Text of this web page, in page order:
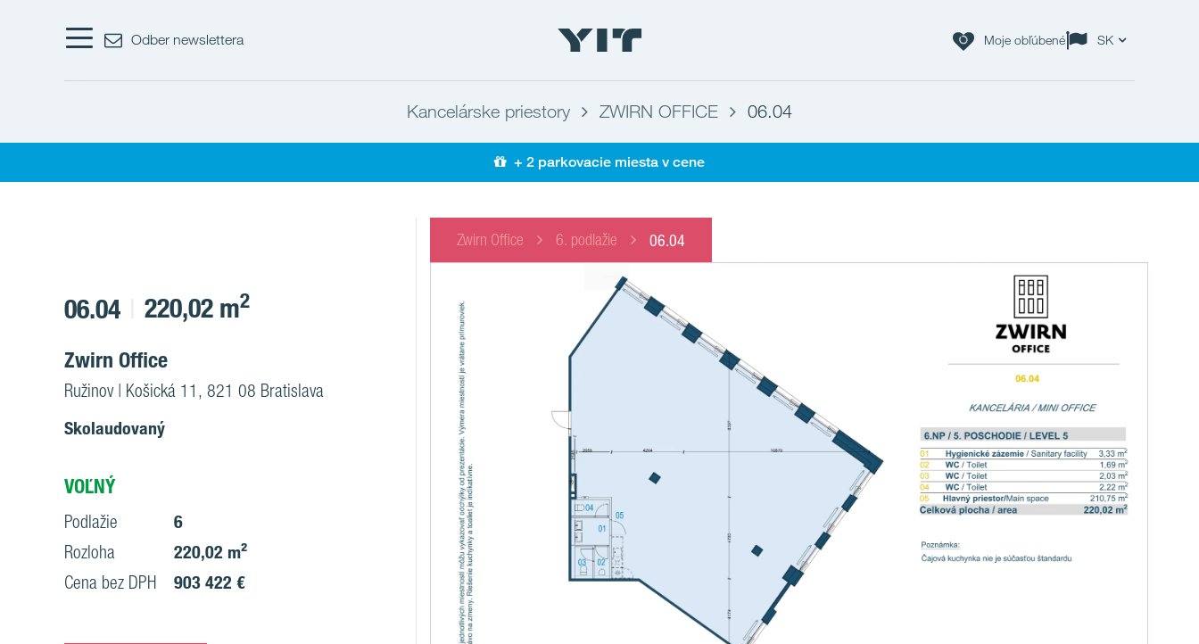
Odber newslettera Moje obľúbené SK
Kancelárske priestory ZWIRN OFFICE 06.04
+ 2 parkovacie miesta v cene
Zwirn Office 6. podlažie 06.04
06.04 220,02 m2
Zwirn Office
Ružinov | Košická 11, 821 08 Bratislava
Skolaudovaný
VOĽNÝ
Podlažie
6
Rozloha
220,02 m²
Cena bez DPH
903 422 €